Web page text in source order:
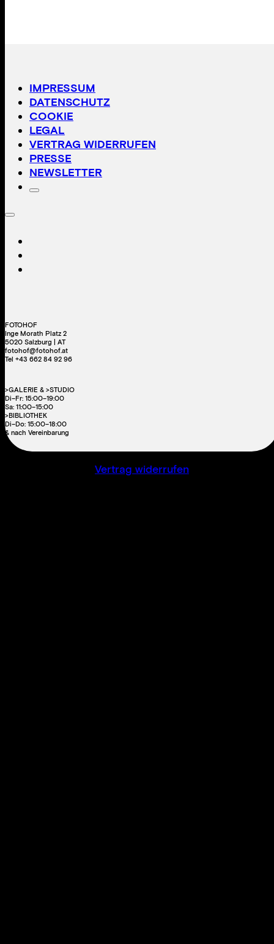
IMPRESSUM
DATENSCHUTZ
COOKIE
LEGAL
VERTRAG WIDERRUFEN
PRESSE
NEWSLETTER
FOTOHOF
Inge Morath Platz 2
5020 Salzburg | AT
fotohof@fotohof.at
Tel +43 662 84 92 96
>GALERIE & >STUDIO
Di–Fr: 15:00–19:00
Sa: 11:00–15:00
>BIBLIOTHEK
Di–Do: 15:00–18:00
& nach Vereinbarung
Vertrag widerrufen